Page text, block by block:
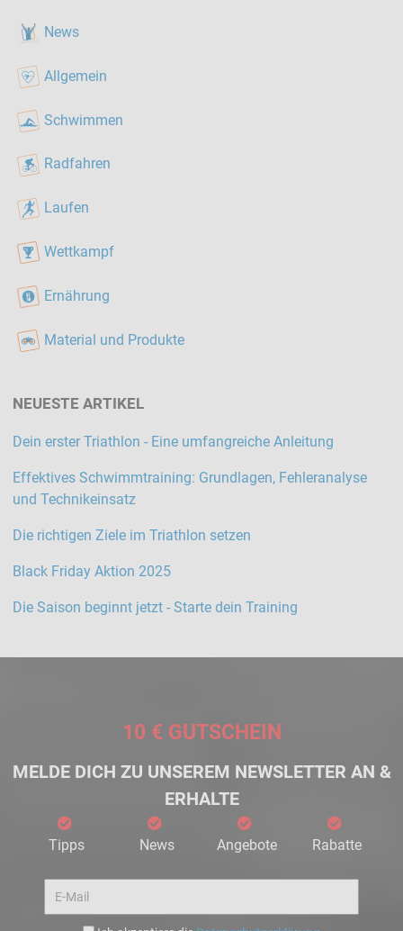
News
Allgemein
Schwimmen
Radfahren
Laufen
Wettkampf
Ernährung
Material und Produkte
NEUESTE ARTIKEL
Dein erster Triathlon - Eine umfangreiche Anleitung
Effektives Schwimmtraining: Grundlagen, Fehleranalyse
und Technikeinsatz
Die richtigen Ziele im Triathlon setzen
Black Friday Aktion 2025
Die Saison beginnt jetzt - Starte dein Training
10 € GUTSCHEIN
MELDE DICH ZU UNSEREM NEWSLETTER AN &
ERHALTE
Tipps News Angebote Rabatte